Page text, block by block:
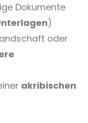
Dokumente
)
oder
akribischen